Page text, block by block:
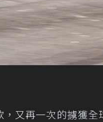
，又再一次的擄獲全